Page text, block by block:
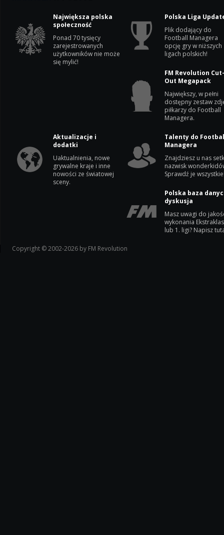
Największa polska
społeczność
Ponad 70 tysięcy
zarejestrowanych
użytkowników nie może
się mylić!
Polska Liga
Plik dodający do
Football Managera
opcję gry w niższych
ligach polskich!
FM Revolution
Out Megapack
Największy, w pełni
dostępny zestaw
piłkarzy do Football
Managera.
Aktualizacje i
dodatki
Uaktualnienia, nowe
grywalne kraje i inne
nowości ze światowej
sceny.
Talenty do
Managera
Znajdziesz u nas
nazwisk
Sprawdź je
Polska baza
dyskusja
Masz uwagi do
wykonania
lub 1. ligi? Napisz
Copyright © 2002-2026 by FM Revolution